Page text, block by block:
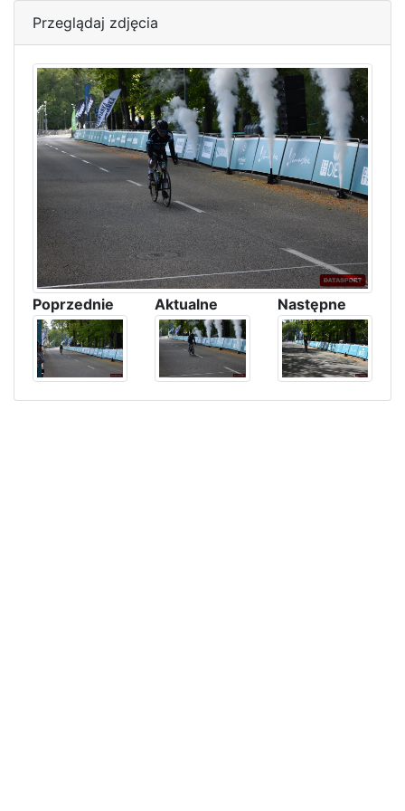
Przeglądaj zdjęcia
Poprzednie Aktualne Następne